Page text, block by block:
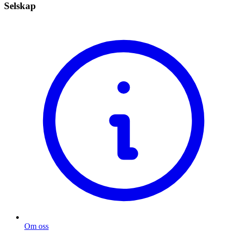
Selskap
Om oss